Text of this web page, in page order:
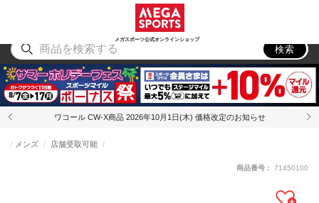
メガスポーツ公式オンラインショップ
アウトドア
検索
ワコール CW-X商品 2026年10月1日(木) 価格改定のお知らせ
メンズ 店舗受取可能
商品番号： 71450100